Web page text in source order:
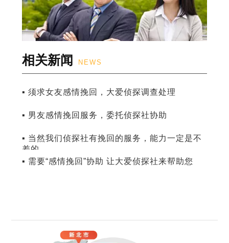
相关新闻 NEWS
▪ 须求女友感情挽回，大爱侦探调查处理
▪ 男友感情挽回服务，委托侦探社协助
▪ 当然我们侦探社有挽回的服务，能力一定是不
差的
▪ 需要“感情挽回”协助 让大爱侦探社来帮助您